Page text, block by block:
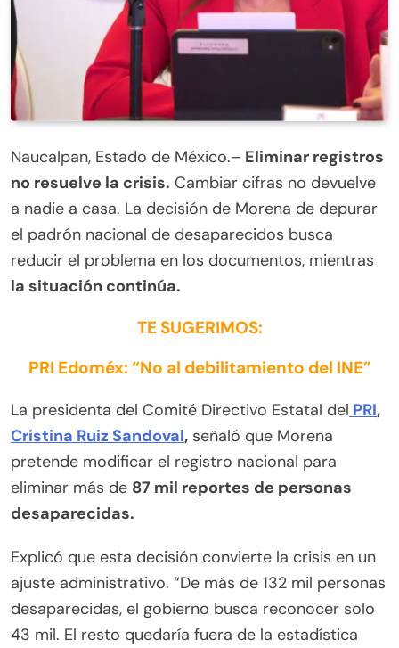
Naucalpan, Estado de México.– Eliminar registros
no resuelve la crisis. Cambiar cifras no devuelve
a nadie a casa. La decisión de Morena de depurar
el padrón nacional de desaparecidos busca
reducir el problema en los documentos, mientras
la situación continúa.
TE SUGERIMOS:
PRI Edoméx: “No al debilitamiento del INE”
La presidenta del Comité Directivo Estatal del PRI,
Cristina Ruiz Sandoval, señaló que Morena
pretende modificar el registro nacional para
eliminar más de 87 mil reportes de personas
desaparecidas.
Explicó que esta decisión convierte la crisis en un
ajuste administrativo. “De más de 132 mil personas
desaparecidas, el gobierno busca reconocer solo
43 mil. El resto quedaría fuera de la estadística